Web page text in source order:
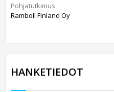
Pohjatutkimus
Ramboll Finland Oy
HANKETIEDOT